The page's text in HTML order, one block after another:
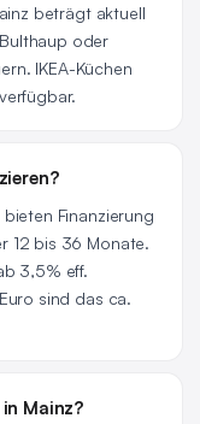
beträgt aktuell
oder
IKEA-Küchen
Finanzierung
12 bis 36 Monate.
3,5% eff.
sind das ca.
Mainz?